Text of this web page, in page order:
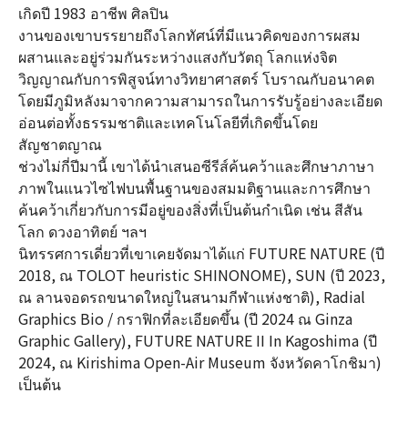
เกิดปี 1983 อาชีพ ศิลปิน
งานของเขาบรรยายถึงโลกทัศน์ที่มีแนวคิดของการผสม
ผสานและอยู่ร่วมกันระหว่างแสงกับวัตถุ โลกแห่งจิต
วิญญาณกับการพิสูจน์ทางวิทยาศาสตร์ โบราณกับอนาคต
โดยมีภูมิหลังมาจากความสามารถในการรับรู้อย่างละเอียด
อ่อนต่อทั้งธรรมชาติและเทคโนโลยีที่เกิดขึ้นโดย
สัญชาตญาณ
ช่วงไม่กี่ปีมานี้ เขาได้นำเสนอซีรีส์ค้นคว้าและศึกษาภาษา
ภาพในแนวไซไฟบนพื้นฐานของสมมติฐานและการศึกษา
ค้นคว้าเกี่ยวกับการมีอยู่ของสิ่งที่เป็นต้นกำเนิด เช่น สีสัน
โลก ดวงอาทิตย์ ฯลฯ
นิทรรศการเดี่ยวที่เขาเคยจัดมาได้แก่ FUTURE NATURE (ปี
2018, ณ TOLOT heuristic SHINONOME), SUN (ปี 2023,
ณ ลานจอดรถขนาดใหญ่ในสนามกีฬาแห่งชาติ), Radial
Graphics Bio / กราฟิกที่ละเอียดขึ้น (ปี 2024 ณ Ginza
Graphic Gallery), FUTURE NATURE II In Kagoshima (ปี
2024, ณ Kirishima Open-Air Museum จังหวัดคาโกชิมา)
เป็นต้น